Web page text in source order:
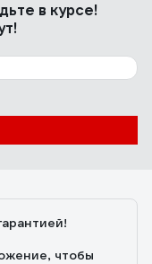
в курсе!
чтобы